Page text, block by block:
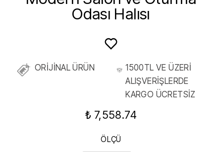
Odası Halısı
ORİJİNAL ÜRÜN
1500TL VE ÜZERİ
ALIŞVERİŞLERDE
KARGO ÜCRETSİZ
₺ 7,558.74
ÖLÇÜ